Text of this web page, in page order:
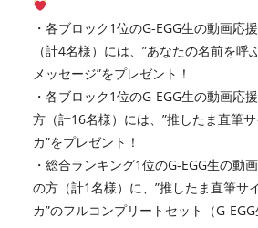
・各ブロック1位のG-EGG生の動画応
（計4名様）には、”あなたの名前を呼
メッセージ”をプレゼント！
・各ブロック1位のG-EGG生の動画応
方（計16名様）には、”推したま直筆
カ”をプレゼント！
・総合ランキング1位のG-EGG生の動
の方（計1名様）に、”推したま直筆サ
カ”のフルコンプリートセット（G-